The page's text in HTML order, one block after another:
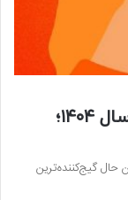
قیمت گوشی موبایل شیائومی در سال ۱۴۰۴؛
حال گیج‌کننده‌ترین